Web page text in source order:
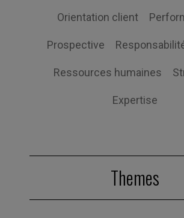
Orientation client
Prospective
Ressources humaines
Expertise
Themes